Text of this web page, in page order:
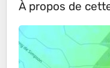
À propos de